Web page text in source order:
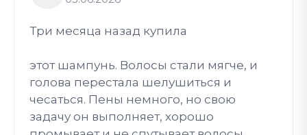
Три месяца назад купила
этот шампунь. Волосы стали мягче, и
голова перестала шелушиться и
чесаться. Пены немного, но свою
задачу он выполняет, хорошо